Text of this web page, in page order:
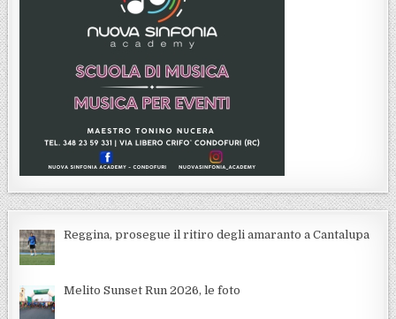
Reggina, prosegue il ritiro degli amaranto a Cantalupa
Melito Sunset Run 2026, le foto